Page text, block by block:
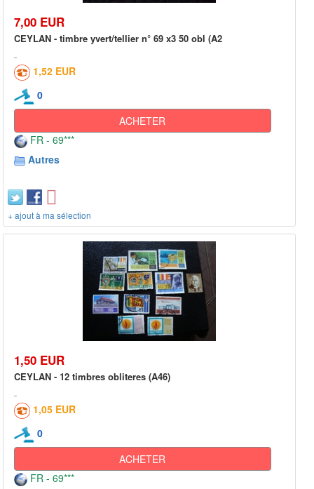
7,00 EUR
CEYLAN - timbre yvert/tellier n° 69 x3 50 obl (A2
1,52 EUR
0
ACHETER
FR - 69***
Autres
+ ajout à ma sélection
1,50 EUR
CEYLAN - 12 timbres obliteres (A46)
1,05 EUR
0
ACHETER
FR - 69***